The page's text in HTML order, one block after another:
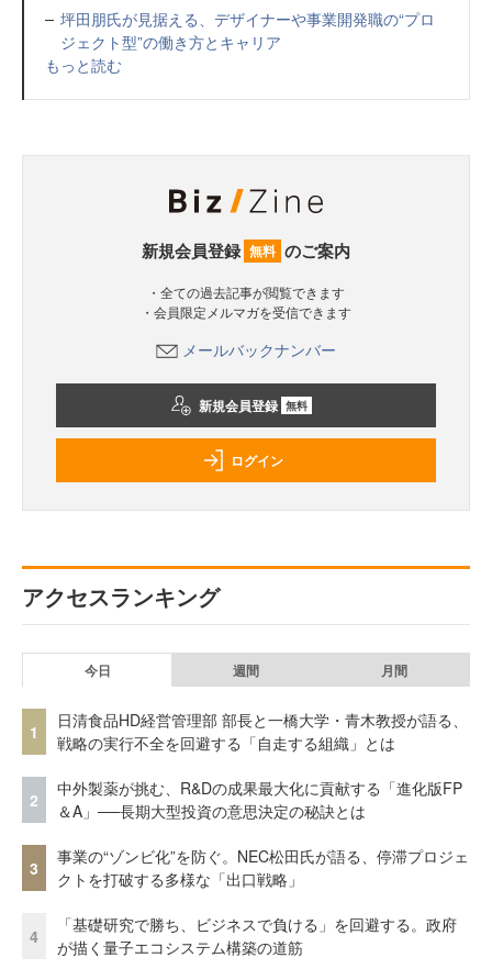
坪田朋氏が見据える、デザイナーや事業開発職の“プロ
ジェクト型”の働き方とキャリア
もっと読む
新規会員登録 無料 のご案内
・全ての過去記事が閲覧できます
・会員限定メルマガを受信できます
メールバックナンバー
新規会員登録 無料
ログイン
アクセスランキング
今日 週間 月間
1
日清食品HD経営管理部 部長と一橋大学・青木教授が語る、
戦略の実行不全を回避する「自走する組織」とは
2
中外製薬が挑む、R&Dの成果最大化に貢献する「進化版FP
＆A」──長期大型投資の意思決定の秘訣とは
3
事業の“ゾンビ化”を防ぐ。NEC松田氏が語る、停滞プロジェ
クトを打破する多様な「出口戦略」
4
「基礎研究で勝ち、ビジネスで負ける」を回避する。政府
が描く量子エコシステム構築の道筋